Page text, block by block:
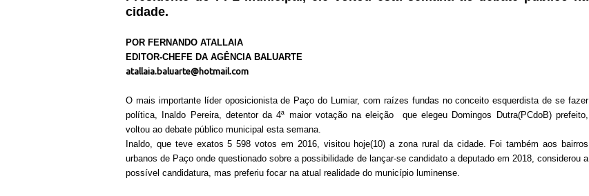
cidade.
POR FERNANDO ATALLAIA
EDITOR-CHEFE DA AGÊNCIA BALUARTE
atallaia.baluarte@hotmail.com
O mais importante líder oposicionista de Paço do Lumiar, com raízes fundas no conceito esquerdista de se fazer
política, Inaldo Pereira, detentor da 4ª maior votação na eleição
que elegeu Domingos Dutra(PCdoB) prefeito,
voltou ao debate público municipal esta semana.
Inaldo, que teve exatos 5 598 votos em 2016, visitou hoje(10) a zona rural da cidade. Foi também aos bairros
urbanos de Paço onde questionado sobre a possibilidade de lançar-se candidato a deputado em 2018, considerou a
possível candidatura, mas preferiu focar na atual realidade do município luminense.